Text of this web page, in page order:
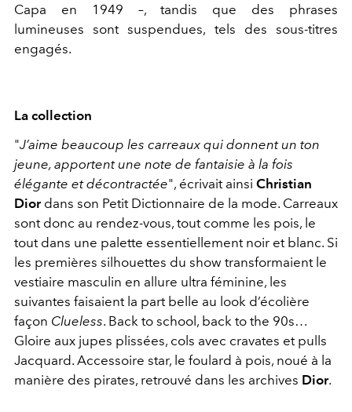
Capa en 1949 –, tandis que des phrases
lumineuses sont suspendues, tels des sous-titres
engagés.
La collection
"J’aime beaucoup les carreaux qui donnent un ton
jeune, apportent une note de fantaisie à la fois
élégante et décontractée", écrivait ainsi Christian
Diordans son Petit Dictionnaire de la mode. Carreaux
sont donc au rendez-vous, tout comme les pois, le
tout dans une palette essentiellement noir et blanc. Si
les premières silhouettes du show transformaient le
vestiaire masculin en allure ultra féminine, les
suivantes faisaient la part belle au look d’écolière
façon Clueless. Back to school, back to the 90s…
Gloire aux jupes plissées, cols avec cravates et pulls
Jacquard. Accessoire star, le foulard à pois, noué à la
manière des pirates, retrouvé dans les archives Dior.